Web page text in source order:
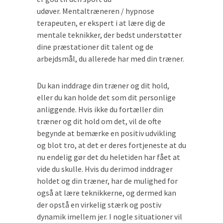
udøver. Mentaltræneren / hypnose
terapeuten, er ekspert i at lære dig de
mentale teknikker, der bedst understøtter
dine præstationer dit talent og de
arbejdsmål, du allerede har med din træner.
Du kan inddrage din træner og dit hold,
eller du kan holde det som dit personlige
anliggende. Hvis ikke du fortæller din
træner og dit hold om det, vil de ofte
begynde at bemærke en positiv udvikling
og blot tro, at det er deres fortjeneste at du
nu endelig gør det du heletiden har fået at
vide du skulle. Hvis du derimod inddrager
holdet og din træner, har de mulighed for
også at lære teknikkerne, og dermed kan
der opstå en virkelig stærk og postiv
dynamik imellem jer. I nogle situationer vil